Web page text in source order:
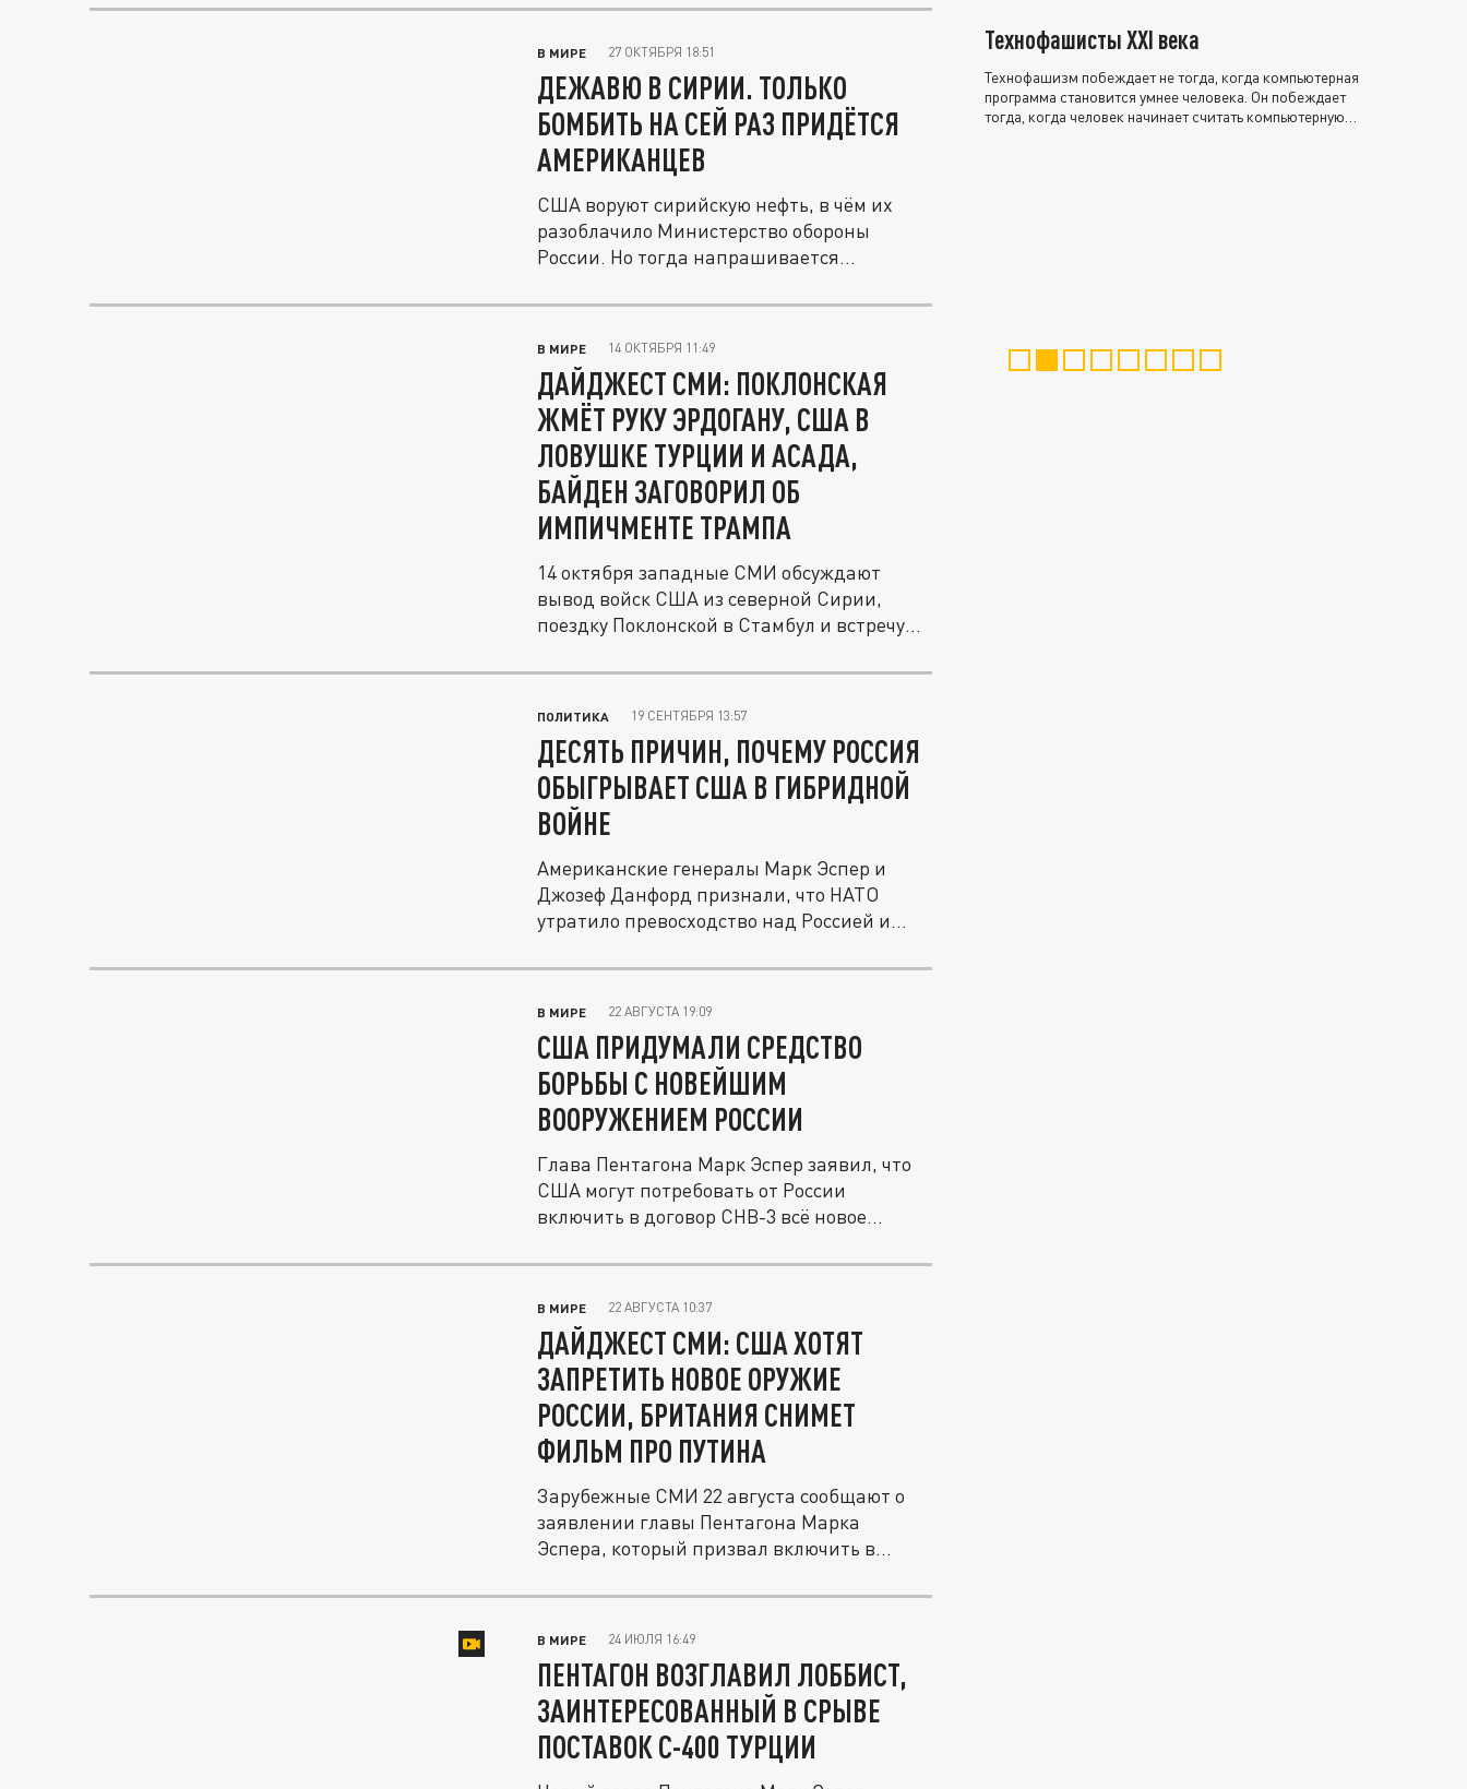
В МИРЕ 27 ОКТЯБРЯ 18:51
ДЕЖАВЮ В СИРИИ. ТОЛЬКО
БОМБИТЬ НА СЕЙ РАЗ ПРИДЁТСЯ
АМЕРИКАНЦЕВ
США воруют сирийскую нефть, в чём их
разоблачило Министерство обороны
России. Но тогда напрашивается
В МИРЕ 14 ОКТЯБРЯ 11:49
ДАЙДЖЕСТ СМИ: ПОКЛОНСКАЯ
ЖМЁТ РУКУ ЭРДОГАНУ, США В
ЛОВУШКЕ ТУРЦИИ И АСАДА,
БАЙДЕН ЗАГОВОРИЛ ОБ
ИМПИЧМЕНТЕ ТРАМПА
14 октября западные СМИ обсуждают
вывод войск США из северной Сирии,
поездку Поклонской в Стамбул и встречу
ПОЛИТИКА 19 СЕНТЯБРЯ 13:57
ДЕСЯТЬ ПРИЧИН, ПОЧЕМУ РОССИЯ
ОБЫГРЫВАЕТ США В ГИБРИДНОЙ
ВОЙНЕ
Американские генералы Марк Эспер и
Джозеф Данфорд признали, что НАТО
утратило превосходство над Россией и...
В МИРЕ 22 АВГУСТА 19:09
США ПРИДУМАЛИ СРЕДСТВО
БОРЬБЫ С НОВЕЙШИМ
ВООРУЖЕНИЕМ РОССИИ
Глава Пентагона Марк Эспер заявил, что
США могут потребовать от России
включить в договор СНВ-3 всё новое...
В МИРЕ 22 АВГУСТА 10:37
ДАЙДЖЕСТ СМИ: США ХОТЯТ
ЗАПРЕТИТЬ НОВОЕ ОРУЖИЕ
РОССИИ, БРИТАНИЯ СНИМЕТ
ФИЛЬМ ПРО ПУТИНА
Зарубежные СМИ 22 августа сообщают о
заявлении главы Пентагона Марка
Эспера, который призвал включить в...
В МИРЕ 24 ИЮЛЯ 16:49
ПЕНТАГОН ВОЗГЛАВИЛ ЛОББИСТ,
ЗАИНТЕРЕСОВАННЫЙ В СРЫВЕ
ПОСТАВОК С-400 ТУРЦИИ
Технофашисты XXI века
Технофашизм побеждает не тогда, когда компьютерная
программа становится умнее человека. Он побеждает
тогда, когда человек начинает считать компьютерную